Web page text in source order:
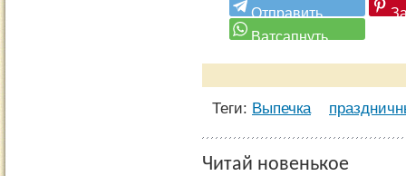
Теги: Выпечка
Читай новенькое